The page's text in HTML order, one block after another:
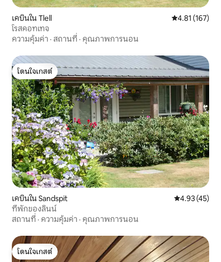
เคบินใน Tlell คะแนนเฉลี่ย
4.81 (167)
โรสคอทเทจ
ความคุ้มค่า · สถานที่ · คุณภาพการนอน
โดนใจเกสต์
โดนใจเกสต์
เคบินใน Sandspit คะแนนเฉลี่ย
4.93 (45)
ที่พักของลินน์
สถานที่ · ความคุ้มค่า · คุณภาพการนอน
โดนใจเกสต์
โดนใจเกสต์